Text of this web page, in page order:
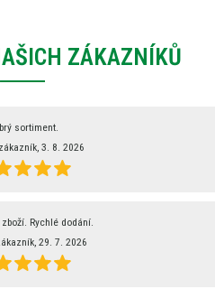
ZÁKAZNÍKŮ
sortiment.
3. 8. 2026
Rychlé dodání.
29. 7. 2026